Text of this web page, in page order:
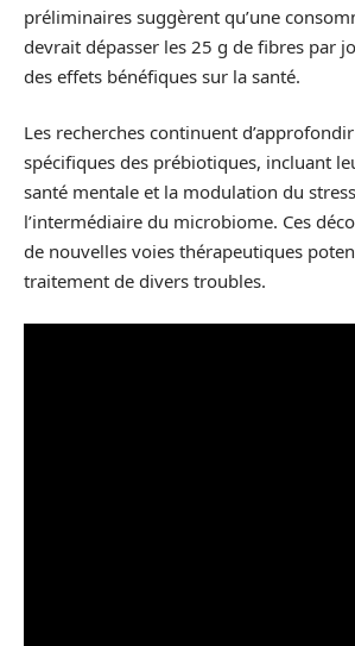
préliminaires suggèrent qu’une
devrait dépasser les 25 g de fibres par
des effets bénéfiques sur la santé.
Les recherches continuent
spécifiques des prébiotiques, incluant
santé mentale et la modulation du
l’intermédiaire du microbiome. Ces
de nouvelles voies thérapeutiques
traitement de divers troubles.